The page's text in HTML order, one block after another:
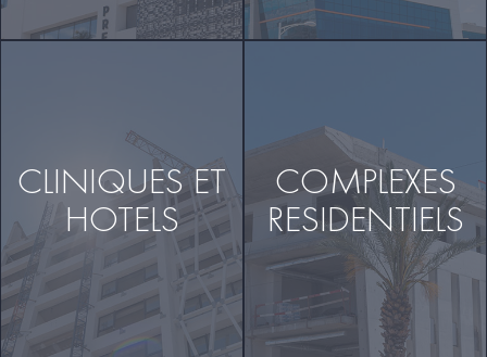
CLINIQUES ET
HOTELS
COMPLEXES
RESIDENTIELS